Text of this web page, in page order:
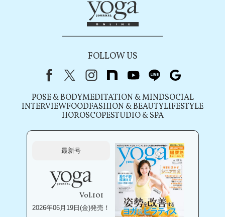
FOLLOW US
FacebookX（旧Twitter）
instagram
note youtubeline
POSE & BODYMEDITATION & MINDSOCIAL
INTERVIEWFOODFASHION & BEAUTYLIFESTYLE
HOROSCOPESTUDIO & SPA
最新号
Vol.101
2026年06月19日(金)発売！